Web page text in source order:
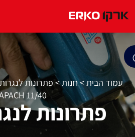
עמוד הבית >חנות>פתרונות
11/40 APACH
פתרונות